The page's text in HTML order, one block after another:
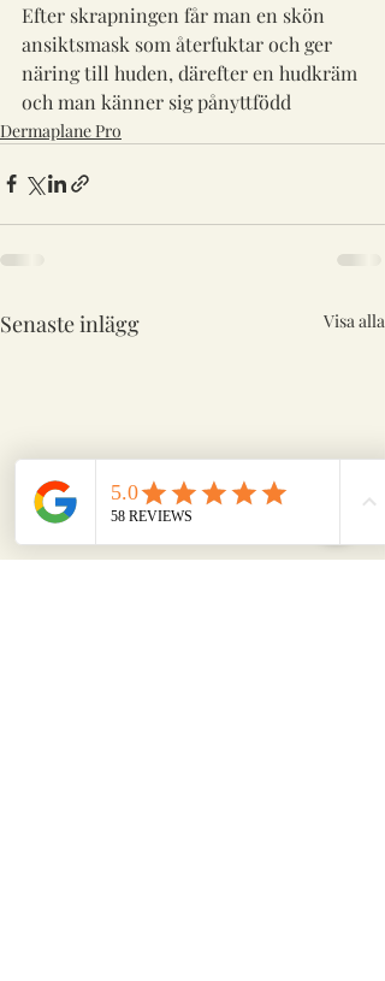
Efter skrapningen får man en skön
ansiktsmask som återfuktar och ger
näring till huden, därefter en hudkräm
och man känner sig pånyttfödd
Dermaplane Pro
Senaste inlägg Visa alla